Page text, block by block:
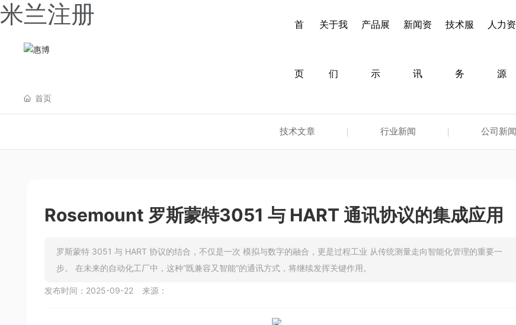
米兰注册 首
页
关于我
们
产品展
示
新闻资
讯
技术服
务
人力资
源
首页
技术文章 行业新闻 公司新闻
Rosemount 罗斯蒙特3051 与 HART 通讯协议的集成应用
罗斯蒙特 3051 与 HART 协议的结合，不仅是一次 模拟与数字的融合，更是过程工业 从传统测量走向智能化管理的重要一
步。 在未来的自动化工厂中，这种“既兼容又智能”的通讯方式，将继续发挥关键作用。
发布时间： 2025-09-22 来源：